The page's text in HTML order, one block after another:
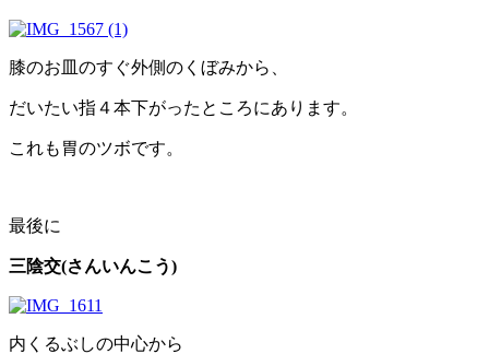
膝のお皿のすぐ外側のくぼみから、
だいたい指４本下がったところにあります。
これも胃のツボです。
最後に
三陰交(さんいんこう)
内くるぶしの中心から